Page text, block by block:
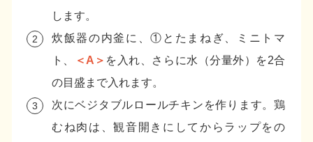
します。
炊飯器の内釜に、①とたまねぎ、ミニトマ
ト、
＜A＞ を入れ、さらに水（分量外）を2合
の目盛まで入れます。
次にベジタブルロールチキンを作ります。鶏
むね肉は、観音開きにしてからラップをの